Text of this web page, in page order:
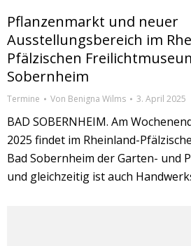
Pflanzenmarkt und neuer
Ausstellungsbereich im
Pfälzischen
Sobernheim
Termine Von Benigna Wilms 3. April 2025
BAD SOBERNHEIM. Am
2025 findet im Rheinland-
Bad Sobernheim der Garten- und
und gleichzeitig ist auch